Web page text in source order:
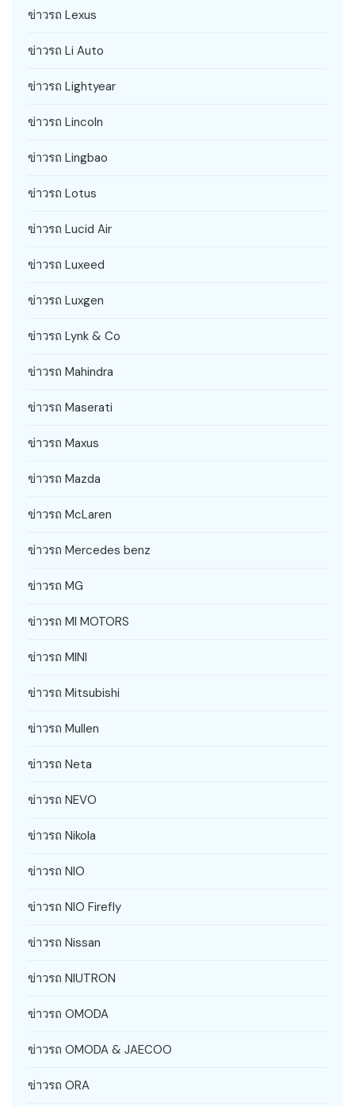
ข่าวรถ Lexus
ข่าวรถ Li Auto
ข่าวรถ Lightyear
ข่าวรถ Lincoln
ข่าวรถ Lingbao
ข่าวรถ Lotus
ข่าวรถ Lucid Air
ข่าวรถ Luxeed
ข่าวรถ Luxgen
ข่าวรถ Lynk & Co
ข่าวรถ Mahindra
ข่าวรถ Maserati
ข่าวรถ Maxus
ข่าวรถ Mazda
ข่าวรถ McLaren
ข่าวรถ Mercedes benz
ข่าวรถ MG
ข่าวรถ MI MOTORS
ข่าวรถ MINI
ข่าวรถ Mitsubishi
ข่าวรถ Mullen
ข่าวรถ Neta
ข่าวรถ NEVO
ข่าวรถ Nikola
ข่าวรถ NIO
ข่าวรถ NIO Firefly
ข่าวรถ Nissan
ข่าวรถ NIUTRON
ข่าวรถ OMODA
ข่าวรถ OMODA & JAECOO
ข่าวรถ ORA